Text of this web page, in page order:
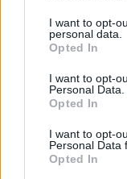
not limited to your
grant or deny
use your data for
consent section.
I want to opt-
personal data.
Opted In
I want to opt-
Personal Data.
Opted In
I want to opt-
Personal Data
Opted In
Hamilton erre
válaszolt az
maradt el
között meg